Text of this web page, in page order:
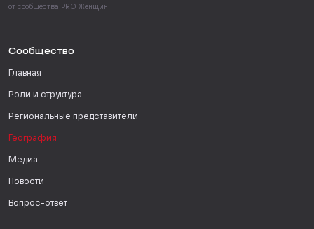
от сообщества PRO Женщин.
Сообщество
Главная
Роли и структура
Региональные представители
География
Медиа
Новости
Вопрос-ответ